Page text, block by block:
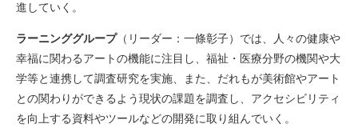
進していく。
ラーニンググループ（リーダー：一條彰子）では、人々の健康や
幸福に関わるアートの機能に注目し、福祉・医療分野の機関や大
学等と連携して調査研究を実施、また、だれもが美術館やアート
との関わりができるよう現状の課題を調査し、アクセシビリティ
を向上する資料やツールなどの開発に取り組んでいく。